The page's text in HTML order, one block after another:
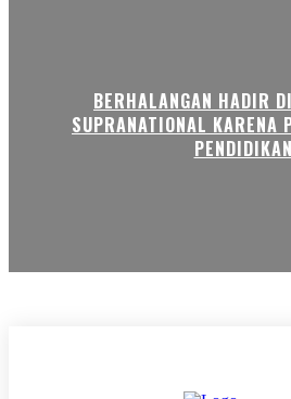
BERHALANGAN HADIR
SUPRANATIONAL KARENA
PENDIDIKAN